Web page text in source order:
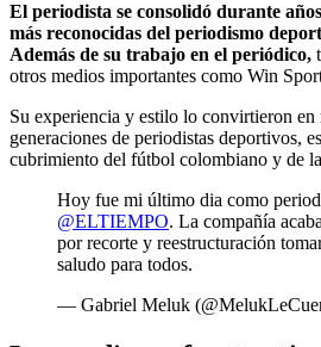
El periodista se consolidó durante
más reconocidas del periodismo
Además de su trabajo en el periódico,
otros medios importantes como Win
Su experiencia y estilo lo convirtieron en
generaciones de periodistas deportivos,
cubrimiento del fútbol colombiano y de
Hoy fue mi último dia como
@ELTIEMPO. La compañía
por recorte y reestructuración
saludo para todos.
— Gabriel Meluk